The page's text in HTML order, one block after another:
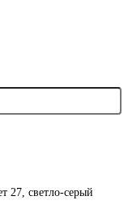
27, светло-серый